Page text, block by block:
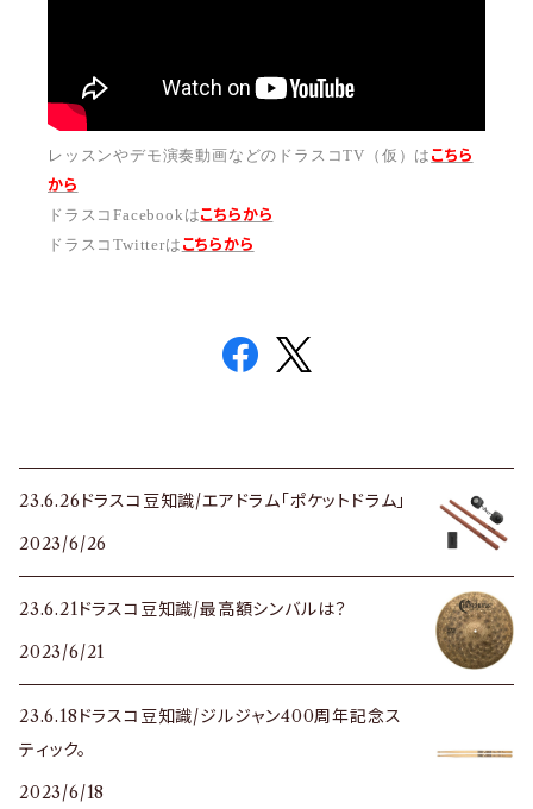
レッスンやデモ演奏動画などのドラスコTV（仮）は こちら
から
ドラスコFacebookはこちらから
ドラスコTwitterは こちらから
23.6.26ドラスコ豆知識/エアドラム「ポケットドラム」
2023/6/26
23.6.21ドラスコ豆知識/最高額シンバルは？
2023/6/21
23.6.18ドラスコ豆知識/ジルジャン400周年記念ス
ティック。
2023/6/18